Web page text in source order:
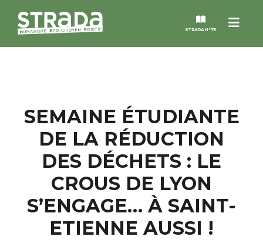
Menu
STRADA N°73
MAGAZINES
NOS THÈMES
STRADA’DATES
ALTER STRADA
SEMAINE ÉTUDIANTE
DE LA RÉDUCTION
DES DÉCHETS : LE
CROUS DE LYON
S’ENGAGE… À SAINT-
ETIENNE AUSSI !